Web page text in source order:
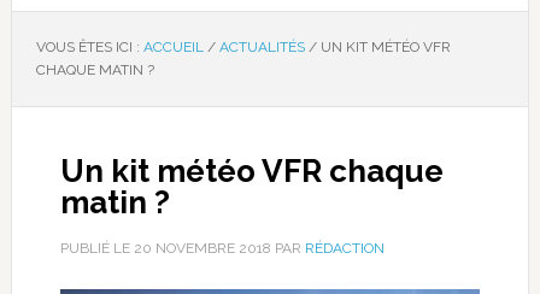
VOUS ÊTES ICI : ACCUEIL / ACTUALITÉS /UN KIT MÉTÉO VFR
CHAQUE MATIN ?
Un kit météo VFR chaque
matin ?
PUBLIÉ LE 20 NOVEMBRE 2018 PAR RÉDACTION